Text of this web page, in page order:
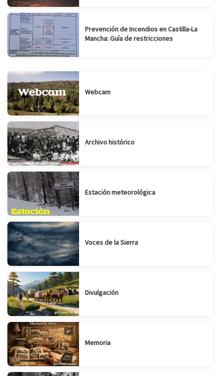
Prevención de Incendios en Castilla-La
Mancha: Guía de restricciones
Webcam
Archivo histórico
Estación meteorológica
Voces de la Sierra
Divulgación
Memoria